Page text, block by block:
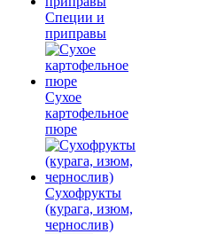
Специи и
приправы
Сухое
картофельное
пюре
Сухофрукты
(курага, изюм,
чернослив)